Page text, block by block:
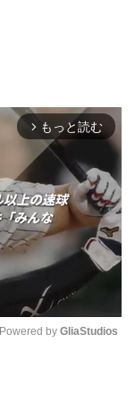
arrow_forward_ios もっと読む
Powered by GliaStudios